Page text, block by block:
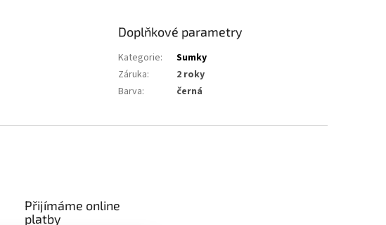
Doplňkové parametry
Kategorie:
Sumky
Záruka:
2 roky
Barva: černá
Přijímáme online
platby